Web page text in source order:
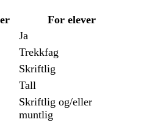
For elever
Ja
Trekkfag
Skriftlig
Tall
Skriftlig og/eller
muntlig